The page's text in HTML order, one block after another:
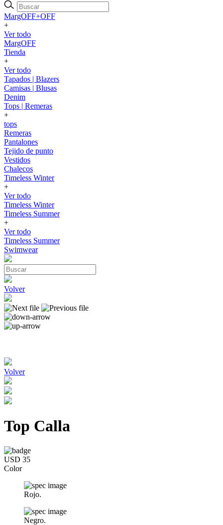
MargOFF+OFF
+
Ver todo
MargOFF
Tienda
+
Ver todo
Tapados | Blazers
Camisas | Blusas
Denim
Tops | Remeras
+
tops
Remeras
Pantalones
Tejido de punto
Vestidos
Chalecos
Timeless Winter
+
Ver todo
Timeless Winter
Timeless Summer
+
Ver todo
Timeless Summer
Swimwear
Volver
Volver
Top Calla
USD 35
Color
Rojo.
Negro.